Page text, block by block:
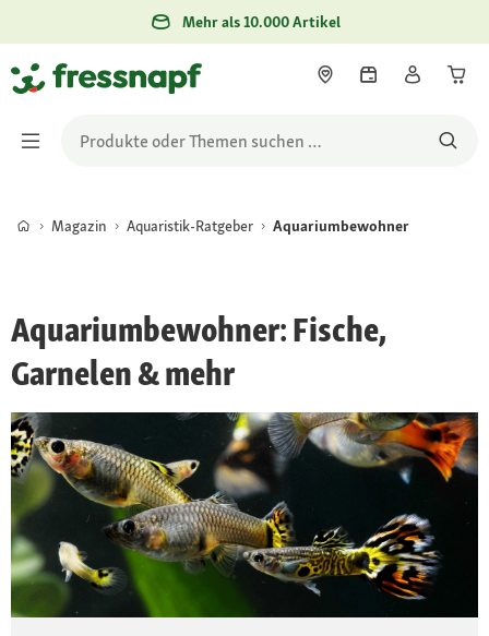
Mehr als 10.000 Artikel
Magazin Aquaristik-Ratgeber Aquariumbewohner
Aquariumbewohner: Fische,
Garnelen & mehr